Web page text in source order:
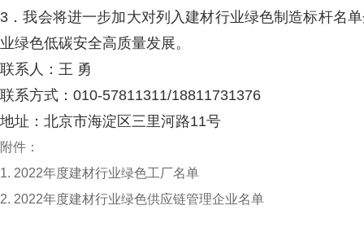
3．我会将进一步加大对列入建材行业绿色制造标杆名
业绿色低碳安全高质量发展。
联系人：王 勇
联系方式：010-57811311/18811731376
地址：北京市海淀区三里河路11号
附件：
1. 2022年度建材行业绿色工厂名单
2. 2022年度建材行业绿色供应链管理企业名单